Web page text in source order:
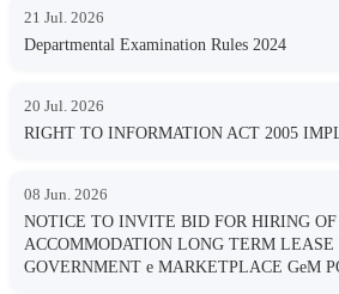
21 Jul. 2026
Departmental Examination Rules 2024
20 Jul. 2026
RIGHT TO INFORMATION ACT 2005
08 Jun. 2026
NOTICE TO INVITE BID FOR HIRING OF
ACCOMMODATION LONG TERM LEASE
GOVERNMENT e MARKETPLACE GeM